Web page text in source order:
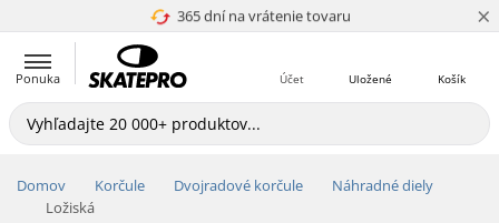
Cenová garancia
365 dní na vrátenie tovaru
4.8 z 5 ×
Ponuka Košík
Uložené
Účet
Domov Korčule Dvojradové korčule
Náhradné diely
Ložiská